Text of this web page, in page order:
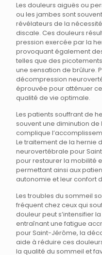
Les douleurs aiguës ou
ou les jambes sont
révélateurs de la
discale. Ces douleurs
pression exercée par la
provoquant également
telles que des
une sensation de brûlure.
décompression
éprouvée pour atténuer
qualité de vie optimale.
Les patients souffrant de
souvent une diminution de
complique
Le traitement de la hernie
neurovertébrale pour
pour restaurer la mobilité
permettant ainsi aux
autonomie et leur confort
Les troubles du sommeil
fréquent chez ceux qui
douleur peut s’intensifier
entraînant une fatigue
pour Saint-Jérôme, la
aide à réduire ces
la qualité du sommeil et